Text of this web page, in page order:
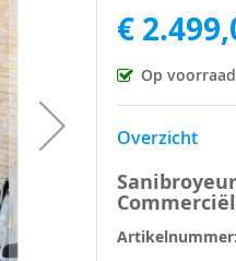
€
Op voorraad
Overzicht
Artikelnummer: